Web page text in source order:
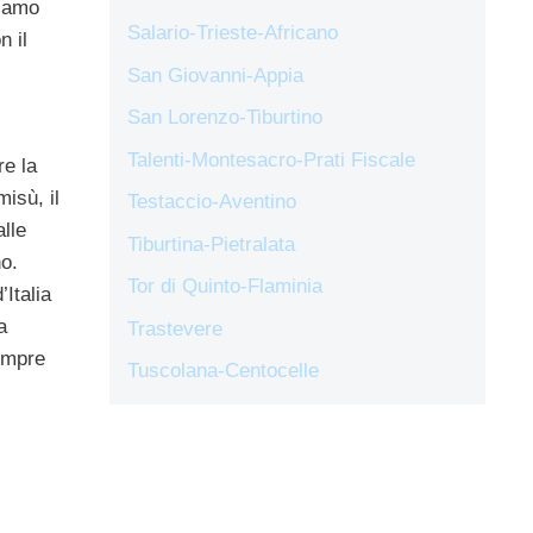
il
la
il
Salario-Trieste-Africano
San Giovanni-Appia
San Lorenzo-Tiburtino
Talenti-Montesacro-Prati Fiscale
Testaccio-Aventino
Tiburtina-Pietralata
Tor di Quinto-Flaminia
Trastevere
Tuscolana-Centocelle